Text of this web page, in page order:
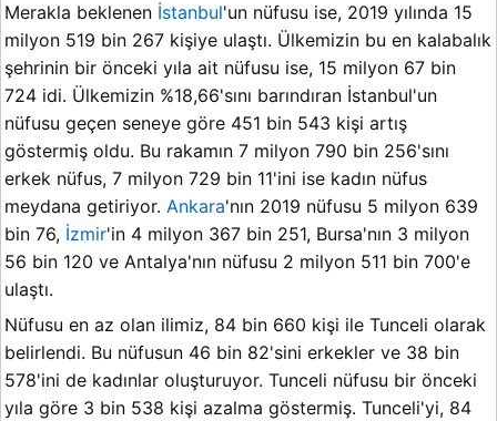
Merakla beklenen İstanbul'un nüfusu ise, 2019 yılında 15
milyon 519 bin 267 kişiye ulaştı. Ülkemizin bu en kalabalık
şehrinin bir önceki yıla ait nüfusu ise, 15 milyon 67 bin
724 idi. Ülkemizin %18,66'sını barındıran İstanbul'un
nüfusu geçen seneye göre 451 bin 543 kişi artış
göstermiş oldu. Bu rakamın 7 milyon 790 bin 256'sını
erkek nüfus, 7 milyon 729 bin 11'ini ise kadın nüfus
meydana getiriyor. Ankara'nın 2019 nüfusu 5 milyon 639
bin 76, İzmir'in 4 milyon 367 bin 251, Bursa'nın 3 milyon
56 bin 120 ve Antalya'nın nüfusu 2 milyon 511 bin 700'e
ulaştı.
Nüfusu en az olan ilimiz, 84 bin 660 kişi ile Tunceli olarak
belirlendi. Bu nüfusun 46 bin 82'sini erkekler ve 38 bin
578'ini de kadınlar oluşturuyor. Tunceli nüfusu bir önceki
yıla göre 3 bin 538 kişi azalma göstermiş. Tunceli'yi, 84